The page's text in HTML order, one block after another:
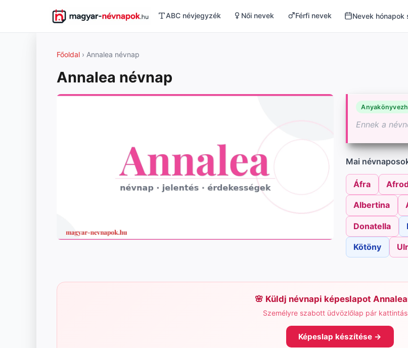
ABC névjegyzék Női nevek Férfi nevek Nevek hónapok
Főoldal › Annalea névnap
Annalea névnap
Ennek a
Mai
Áfra
Albertina
Donatella
Kötöny
Küldj névnapi képeslapot
Személyre szabott üdvözlőlap pár
Képeslap készítése →